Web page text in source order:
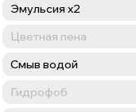
Эмульсия х2
Цветная пена
Смыв водой
Гидрофоб